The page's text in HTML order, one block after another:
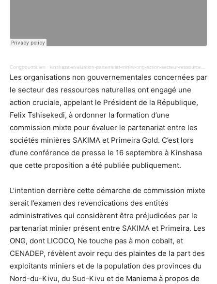
Congoquotidien · kinshasa-evaluation-partenariat-minier-ong-action-secteur-ressources-naturelles-2117.mp3
Les organisations non gouvernementales concernées par
le secteur des ressources naturelles ont engagé une
action cruciale, appelant le Président de la République,
Felix Tshisekedi, à ordonner la formation d’une
commission mixte pour évaluer le partenariat entre les
sociétés minières SAKIMA et Primeira Gold. C’est lors
d’une conférence de presse le 16 septembre à Kinshasa
que cette proposition a été publiée publiquement.
L’intention derrière cette démarche de commission mixte
serait l’examen des revendications des entités
administratives qui considèrent être préjudicées par le
partenariat minier présent entre SAKIMA et Primeira. Les
ONG, dont LICOCO, Ne touche pas à mon cobalt, et
CENADEP, révèlent avoir reçu des plaintes de la part des
exploitants miniers et de la population des provinces du
Nord-du-Kivu, du Sud-Kivu et de Maniema à propos de